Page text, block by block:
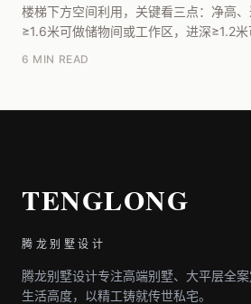
楼梯下方空间利用，关键看三点：净高
≥1.6米可做储物间或工作区，进深≥1.2
6 MIN READ
TENGLONG
腾龙别墅设计
腾龙别墅设计专注高端别墅、大平层全
生活高度，以精工铸就传世私宅。